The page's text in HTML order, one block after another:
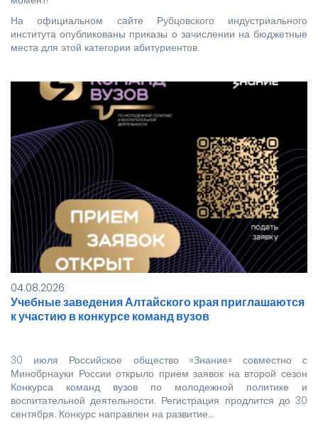
На официальном сайте Рубцовского индустриального
института опубликованы приказы о зачислении на бюджетные
места для этой категории абитуриентов.
04.08.2026
Учебные заведения Алтайского края приглашаются
к участию в конкурсе команд вузов
30 июля Российское общество «Знание» совместно с
Минобрнауки России открыло прием заявок на второй сезон
Конкурса команд вузов по молодежной политике и
воспитательной деятельности. Регистрация продлится до 30
сентября. Конкурс направлен на развитие…